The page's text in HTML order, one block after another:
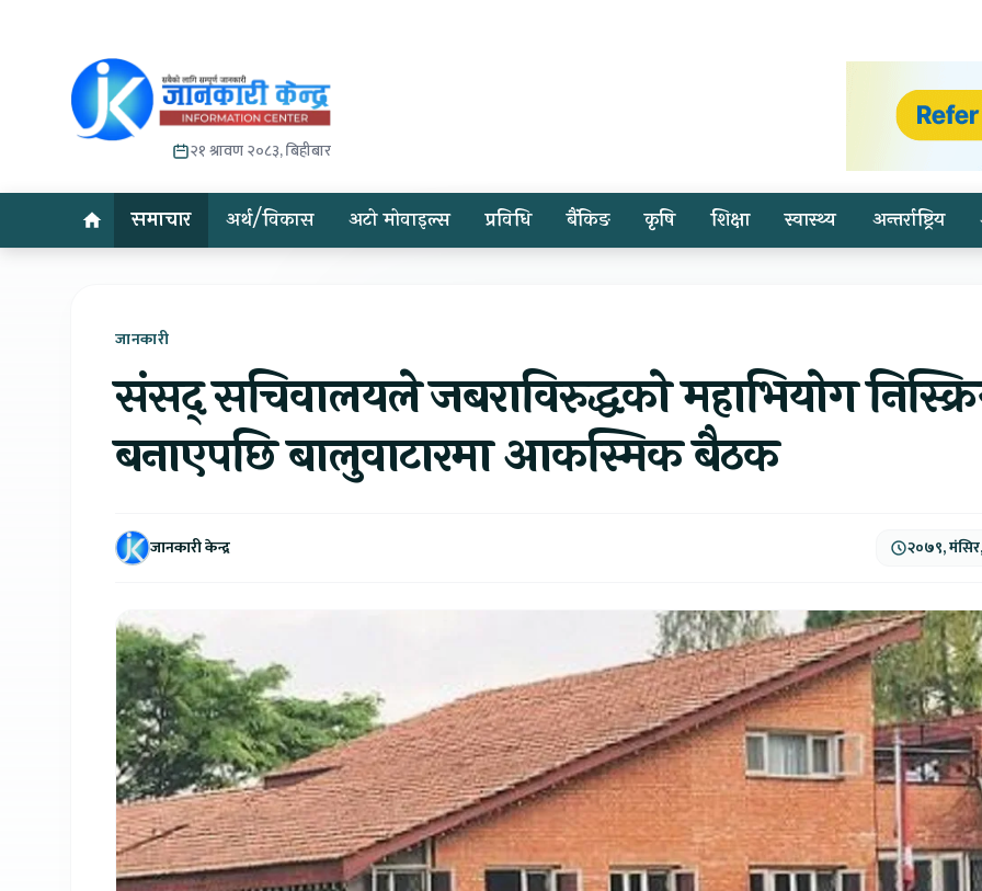
२१ श्रावण २०८३, बिहीबार
समाचार अर्थ/विकास अटो मोवाइल्स प्रविधि बैंकिङ कृषि शिक्षा स्वास्थ्य अन्तर्राष्ट्रिय
जानकारी
संसद् सचिवालयले जबराविरुद्धको महाभियोग
बनाएपछि बालुवाटारमा आकस्मिक बैठक
जानकारी केन्द्र २०७९,